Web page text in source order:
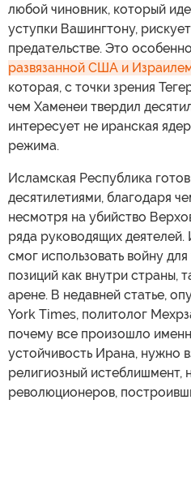
любой чиновник, который
уступки Вашингтону,
предательстве. Это
развязанной США и
которая, с точки зрения
чем Хаменеи твердил
интересует не иранская
режима.
Исламская Республика
десятилетиями, благодаря
несмотря на убийство
ряда руководящих
смог использовать войну
позиций как внутри страны,
арене. В недавней статье,
York Times, политолог
почему все произошло
устойчивость Ирана, нужно
религиозный истеблишмент,
революционеров,